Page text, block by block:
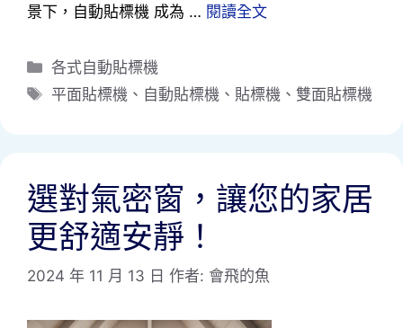
景下，自動貼標機 成為 … 閱讀全文
分
類
各式自動貼標機
標
平面貼標機 、 自動貼標機 、 貼標機 、雙面貼標機
選對氣密窗，讓您的家居
更舒適安靜！
2024 年 11 月 13 日 作者: 會飛的魚